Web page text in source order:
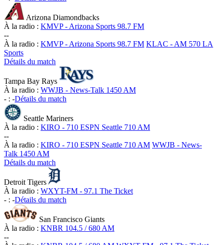
Arizona Diamondbacks
À la radio : KMVP - Arizona Sports 98.7 FM
--
À la radio : KMVP - Arizona Sports 98.7 FM KLAC - AM 570 LA
Sports
Détails du match
Tampa Bay Rays
À la radio : WWJB - News-Talk 1450 AM
- : -Détails du match
Seattle Mariners
À la radio : KIRO - 710 ESPN Seattle 710 AM
--
À la radio : KIRO - 710 ESPN Seattle 710 AM WWJB - News-
Talk 1450 AM
Détails du match
Detroit Tigers
À la radio : WXYT-FM - 97.1 The Ticket
- : -Détails du match
San Francisco Giants
À la radio : KNBR 104.5 / 680 AM
--